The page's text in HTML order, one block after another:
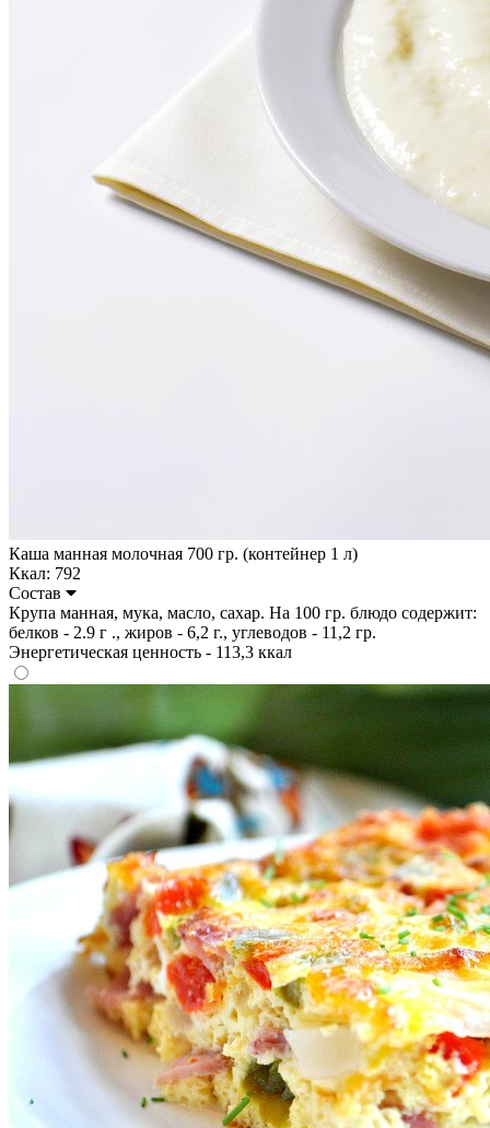
Каша манная молочная 700 гр. (контейнер 1 л)
Ккал: 792
Состав
Крупа манная, мука, масло, сахар. На 100 гр. блюдо содержит:
белков - 2.9 г ., жиров - 6,2 г., углеводов - 11,2 гр.
Энергетическая ценность - 113,3 ккал